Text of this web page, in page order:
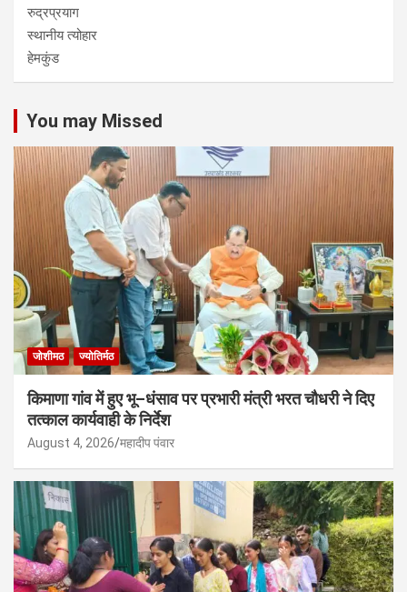
रुद्रप्रयाग
स्थानीय त्योहार
हेमकुंड
You may Missed
जोशीमठ ज्योतिर्मठ
किमाणा गांव में हुए भू–धंसाव पर प्रभारी मंत्री भरत चौधरी ने दिए
तत्काल कार्यवाही के निर्देश
August 4, 2026 महादीप पंवार